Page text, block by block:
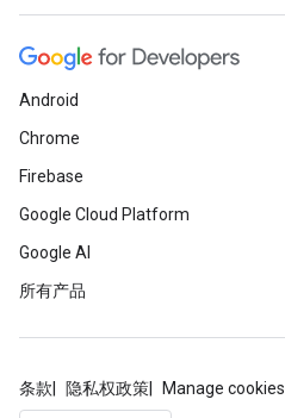
Android
Chrome
Firebase
Google Cloud Platform
Google AI
所有产品
条款 隐私权政策 Manage cookies